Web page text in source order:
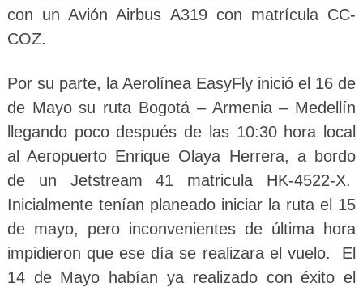
con un Avión Airbus A319 con matrícula CC-
COZ.
Por su parte, la Aerolínea EasyFly inició el 16 de
de Mayo su ruta Bogotá – Armenia – Medellín
llegando poco después de las 10:30 hora local
al Aeropuerto Enrique Olaya Herrera, a bordo
de un Jetstream 41 matricula HK-4522-X.
Inicialmente tenían planeado iniciar la ruta el 15
de mayo, pero inconvenientes de última hora
impidieron que ese día se realizara el vuelo. El
14 de Mayo habían ya realizado con éxito el